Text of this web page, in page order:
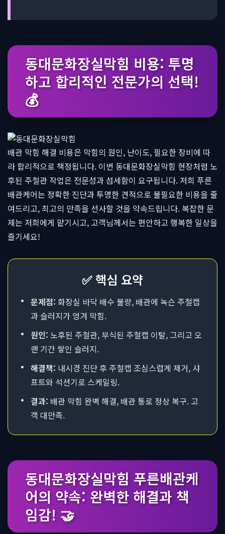
동대문화장실막힘 비용: 투명
하고 합리적인 전문가의 선택!
💰
배관 막힘 해결 비용은 막힘의 원인, 난이도, 필요한 장비에 따
라 합리적으로 책정됩니다. 이번 동대문화장실막힘 현장처럼 노
후된 주철관 작업은 전문성과 섬세함이 요구됩니다. 저희 푸른
배관케어는 정확한 진단과 투명한 견적으로 불필요한 비용을 줄
여드리고, 최고의 만족을 선사할 것을 약속드립니다. 복잡한 문
제는 저희에게 맡기시고, 고객님께서는 편안하고 행복한 일상을
즐기세요!
✅ 핵심 요약
• 문제점: 화장실 바닥 배수 불량, 배관에 녹슨 주철캡
과 슬러지가 엉겨 막힘.
• 원인: 노후된 주철관, 부식된 주철캡 이탈, 그리고 오
랜 기간 쌓인 슬러지.
• 해결책: 내시경 진단 후 주철캡 조심스럽게 제거, 샤
프트와 석션기로 스케일링.
• 결과: 배관 막힘 완벽 해결, 배관 통로 정상 복구. 고
객 대만족.
동대문화장실막힘 푸른배관케
어의 약속: 완벽한 해결과 책
임감! 🤝